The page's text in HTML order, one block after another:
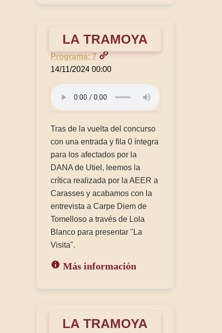
LA TRAMOYA
Programa: 7
14/11/2024 00:00
Tras de la vuelta del concurso
con una entrada y fila 0 íntegra
para los afectados por la
DANA de Utiel, leemos la
crítica realizada por la AEER a
Carasses y acabamos con la
entrevista a Carpe Diem de
Tomelloso a través de Lola
Blanco para presentar "La
Visita".
Más información
LA TRAMOYA